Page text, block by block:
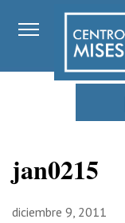
jan0215
diciembre 9, 2011